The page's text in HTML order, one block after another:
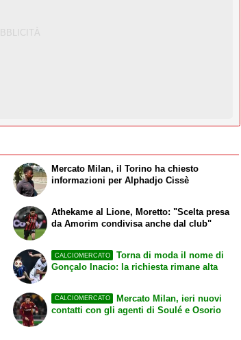
Mercato Milan, il Torino ha chiesto
informazioni per Alphadjo Cissè
Athekame al Lione, Moretto: "Scelta presa
da Amorim condivisa anche dal club"
CALCIOMERCATO
Torna di moda il nome di
Gonçalo Inacio: la richiesta rimane alta
CALCIOMERCATO
Mercato Milan, ieri nuovi
contatti con gli agenti di Soulé e Osorio